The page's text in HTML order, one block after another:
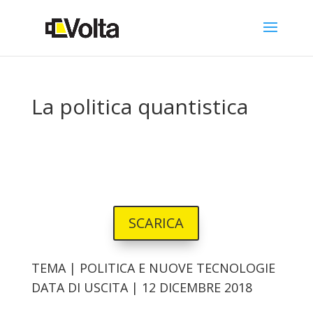
La politica quantistica
SCARICA
TEMA | POLITICA E NUOVE TECNOLOGIE
DATA DI USCITA | 12 DICEMBRE 2018